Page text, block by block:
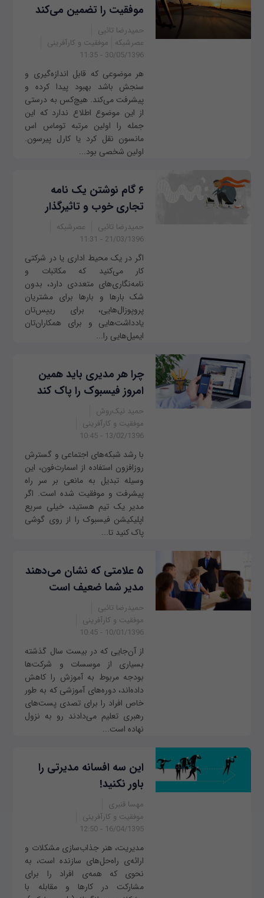
موفقیت را تضمین می‌کند
حمیدرضا تائبی
عصرشبکه
موفقیت و کارآفرینی
30/05/1396 - 11:35
هر موضوعی که قابل اندازه‌گیری و
سنجش باشد بهبود پیدا کرده و
پیشرفت می‌کند. هیچ‌کس به درستی
از این موضوع اطلاع ندارد که این
جمله را اولین مرتبه توماس اس
مانسون نقل کرد یا کارل پیرسون.
اولین شخصی بود...
۶ گام نوشتن یک نامه
تجاری خوب و تاثیرگذار
حمیدرضا تائبی
عصرشبکه
21/03/1396 - 11:31
اگر در یک محیط اداری یا در شرکتی
کار می‌کنید که مکاتبات و
نامه‌نگاری‌های متعددی دارد، بدون
شک بارها و بارها برای مشتریان
پروپوزال‌هایی، برای رییس‌تان
یادداشت‌هایی و برای همکاران‌تان
ایمیل‌هایی را...
چرا هر مدیری باید همین
امروز فیسبوک را پاک کند
حمید نیک‌روش
موفقیت و کارآفرینی
13/02/1396 - 10:45
با رشد شبکه‌های اجتماعی و گسترش
روزافزون استفاده از اسمارت‌فون، این
وسیله تبدیل به مانعی بر سر راه
پیشرفت و موفقیت شده است. اگر
مدیر یک تیم هستید، خیلی سریع
اپلیکیشن فیسبوک را از روی گوشی
پاک کنید تا...
۵ علامتی که نشان می‌دهند
مدیر شما ضعیف است
حمیدرضا تائبی
موفقیت و کارآفرینی
10/01/1396 - 10:45
از آن‌جایی که در بیست سال گذشته
بسیاری از موسسات و شرکت‌ها
بودجه مربوط به آموزش را کاهش
داده‌اند، دوره‌های آموزشی که به طور
خاص افراد را برای تصدی پست‌های
رهبری تعلیم می‌دادند رو به نزول
نهاده است...
این سه افسانه مدیرتی را
باور نکنید!
مهسا قنبری
موفقیت و کارآفرینی
16/04/1395 - 12:50
مدیریت، هنر جذاب‌سازی مشکلات و
ارائه‌ی راه‌حل‌های سازنده است، به
نحوی که همه‌ی افراد را برای
مشارکت در کارها و مقابله با